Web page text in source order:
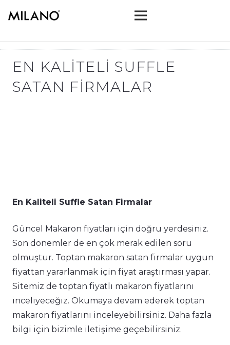
EN KALITELI SUFFLE
SATAN FIRMALAR
En Kaliteli Suffle Satan Firmalar
Güncel Makaron fiyatları için doğru yerdesiniz.
Son dönemler de en çok merak edilen soru
olmuştur. Toptan makaron satan firmalar uygun
fiyattan yararlanmak için fiyat araştırması yapar.
Sitemiz de toptan fiyatlı makaron fiyatlarını
inceliyeceğiz. Okumaya devam ederek toptan
makaron fiyatlarını inceleyebilirsiniz. Daha fazla
bilgi için bizimle iletişime geçebilirsiniz.